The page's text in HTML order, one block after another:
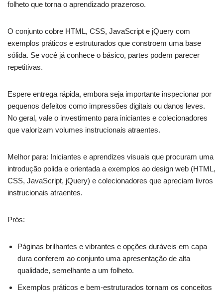
folheto que torna o aprendizado prazeroso.
O conjunto cobre HTML, CSS, JavaScript e jQuery com
exemplos práticos e estruturados que constroem uma base
sólida. Se você já conhece o básico, partes podem parecer
repetitivas.
Espere entrega rápida, embora seja importante inspecionar por
pequenos defeitos como impressões digitais ou danos leves.
No geral, vale o investimento para iniciantes e colecionadores
que valorizam volumes instrucionais atraentes.
Melhor para: Iniciantes e aprendizes visuais que procuram uma
introdução polida e orientada a exemplos ao design web (HTML,
CSS, JavaScript, jQuery) e colecionadores que apreciam livros
instrucionais atraentes.
Prós:
Páginas brilhantes e vibrantes e opções duráveis em capa
dura conferem ao conjunto uma apresentação de alta
qualidade, semelhante a um folheto.
Exemplos práticos e bem-estruturados tornam os conceitos